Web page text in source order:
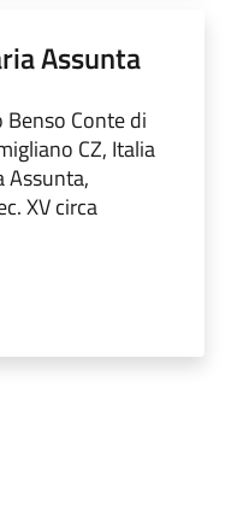
Assunta
Benso Conte di
CZ, Italia
Assunta,
XV circa